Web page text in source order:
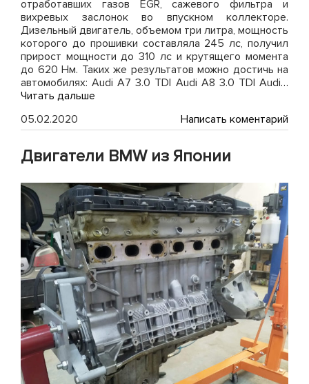
отработавших газов EGR, сажевого фильтра и
вихревых заслонок во впускном коллекторе.
Дизельный двигатель, объемом три литра, мощность
которого до прошивки составляла 245 лс, получил
прирост мощности до 310 лс и крутящего момента
до 620 Нм. Таких же результатов можно достичь на
автомобилях: Audi A7 3.0 TDI Audi A8 3.0 TDI Audi…
Читать дальше
05.02.2020
Написать коментарий
Чип
3.0
TDI
Двигатели BMW из Японии